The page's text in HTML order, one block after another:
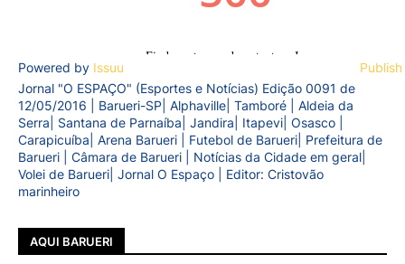
Powered by Issuu
Jornal "O ESPAÇO" (Esportes e Notícias) Edição 0091 de
12/05/2016 | Barueri-SP| Alphaville| Tamboré | Aldeia da
Serra| Santana de Parnaíba| Jandira| Itapevi| Osasco |
Carapicuíba| Arena Barueri | Futebol de Barueri| Prefeitura de
Barueri | Câmara de Barueri | Notícias da Cidade em geral|
Volei de Barueri| Jornal O Espaço | Editor: Cristovão
marinheiro
AQUI BARUERI